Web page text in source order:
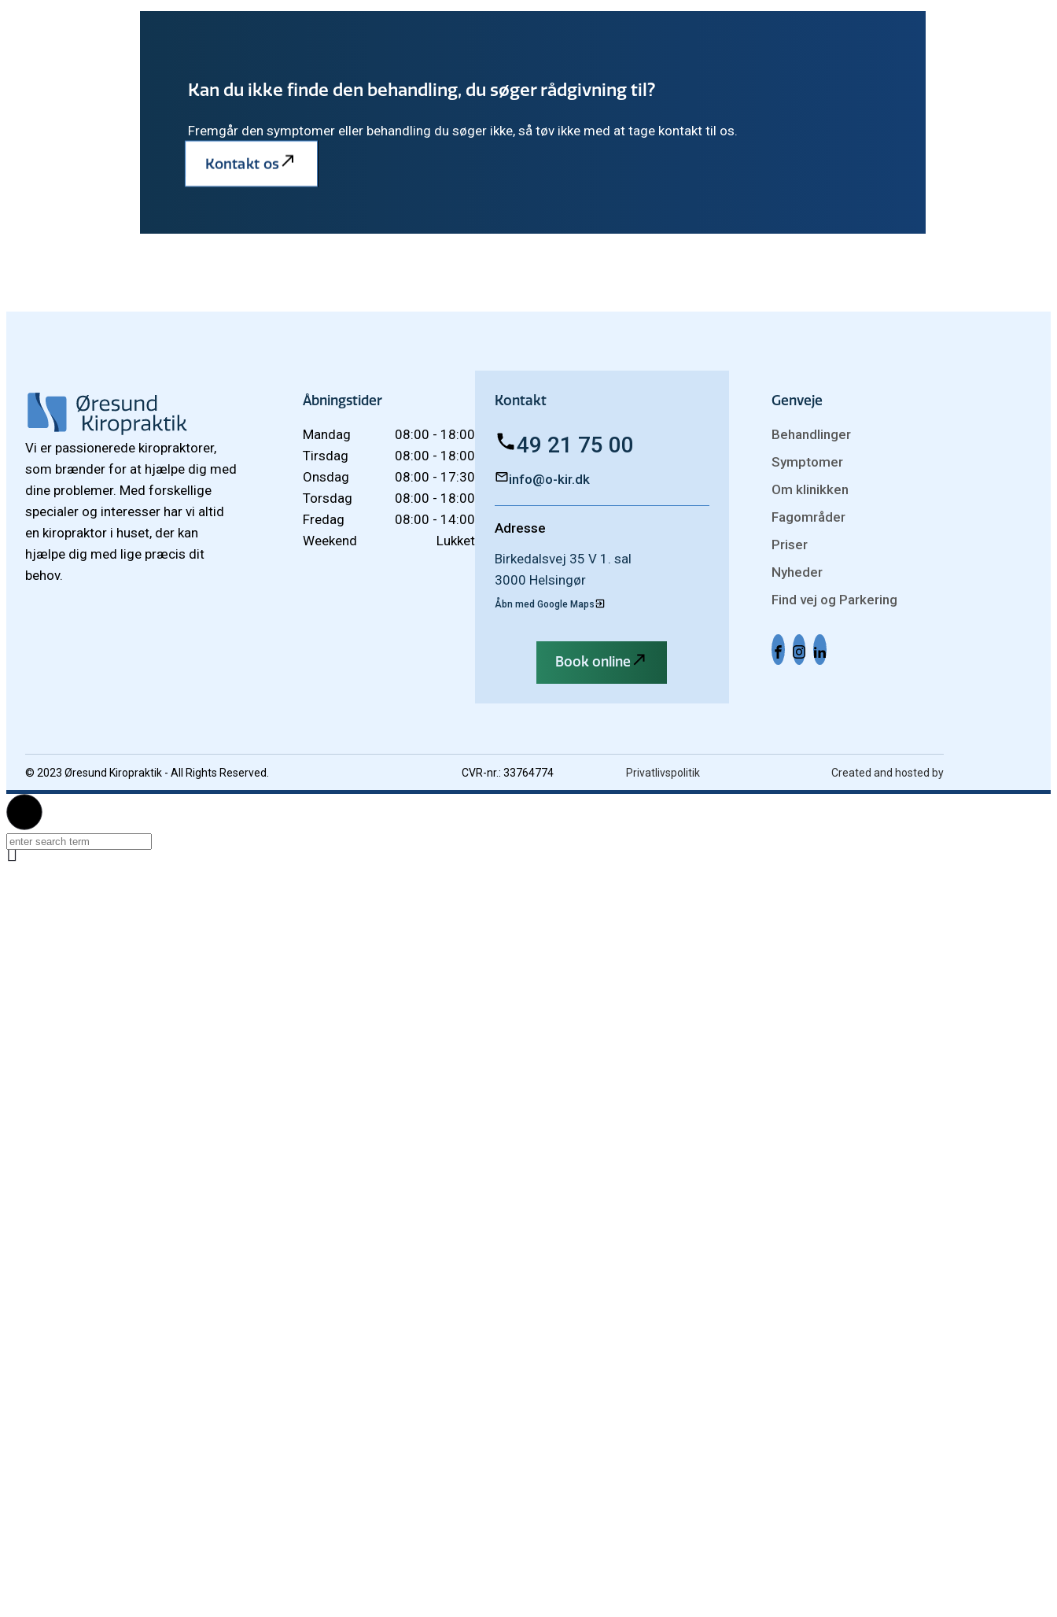
Kan du ikke finde den behandling, du søger rådgivning til?
Fremgår den symptomer eller behandling du søger ikke, så tøv ikke med at tage kontakt til os.
Kontakt os
Vi er passionerede kiropraktorer,
som brænder for at hjælpe dig med
dine problemer. Med forskellige
specialer og interesser har vi altid
en kiropraktor i huset, der kan
hjælpe dig med lige præcis dit
behov.
Åbningstider
Mandag
08:00 - 18:00
Tirsdag
08:00 - 18:00
Onsdag
08:00 - 17:30
Torsdag
08:00 - 18:00
Fredag
08:00 - 14:00
Weekend
Lukket
Kontakt
49 21 75 00
info@o-kir.dk
Adresse
Birkedalsvej 35 V 1. sal
3000 Helsingør
Åbn med Google Maps
Book online
Genveje
Behandlinger
Symptomer
Om klinikken
Fagområder
Priser
Nyheder
Find vej og Parkering
© 2023 Øresund Kiropraktik - All Rights Reserved. CVR-nr.: 33764774 Privatlivspolitik Created and hosted by